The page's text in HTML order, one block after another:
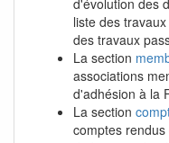
d'évolution des
liste des
des travaux
La section
associations
d'adhésion à la
La section
comptes